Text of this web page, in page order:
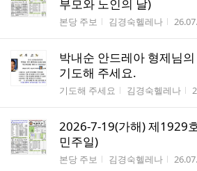
부모와 노인의 날)
게시판명
본당 주보 작성자
김경숙헬레나 작성
박내순 안드레아 형제님
기도해 주세요.
게시판명
기도해 주세요 작성자
김경숙헬레나
2026-7-19(가해) 제1929
민주일)
게시판명
본당 주보 작성자
김경숙헬레나 작성